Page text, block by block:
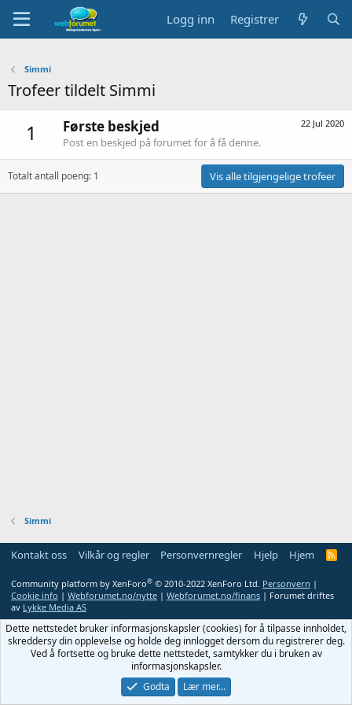
Logg inn Registrer
Simmi
Trofeer tildelt Simmi
1 22 Jul 2020
Første beskjed
Post en beskjed på forumet for å få denne.
Totalt antall poeng: 1 Vis alle tilgjengelige trofeer
Simmi
Kontakt oss Vilkår og regler Personvernregler Hjelp Hjem
R
Community platform by XenForo® © 2010-2022 XenForo Ltd. Personvern |
Cookie info | Webforumet.no/nytte | Webforumet.no/finans | Forumet driftes
av Lykke Media AS
Dette nettstedet bruker informasjonskapsler (cookies) for å tilpasse innholdet,
skreddersy din opplevelse og holde deg innlogget dersom du registrerer deg.
Ved å fortsette og bruke dette nettstedet, samtykker du i bruken av
informasjonskapsler.
Godta
Lær mer…